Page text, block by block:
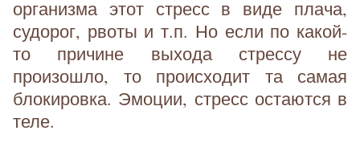
организма этот стресс в виде плача,
судорог, рвоты и т.п. Но если по какой-
то причине выхода стрессу не
произошло, то происходит та самая
блокировка. Эмоции, стресс остаются в
теле.